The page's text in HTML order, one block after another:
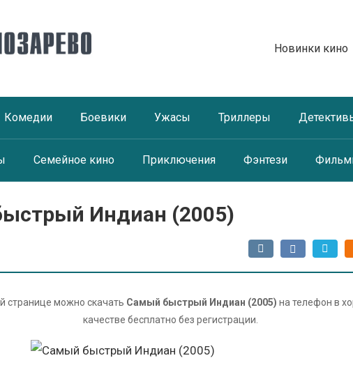
Новинки кино
Комедии Боевики Ужасы Триллеры
Семейное кино Приключения Фэнтези
Индиан (2005)
странице можно скачать Самый быстрый Индиан (2005) на телефон в
качестве бесплатно без регистрации.